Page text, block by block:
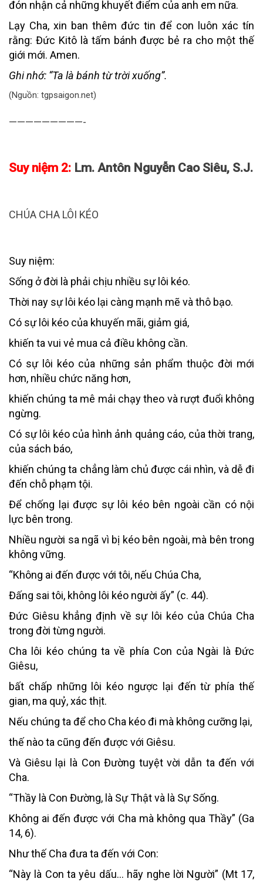
đón nhận cả những khuyết điểm của anh em nữa.
Lạy Cha, xin ban thêm đức tin để con luôn xác tín
rằng: Đức Kitô là tấm bánh được bẻ ra cho một thế
giới mới. Amen.
Ghi nhớ: “Ta là bánh từ trời xuống”.
(Nguồn: tgpsaigon.net)
—————————-
Suy niệm 2: Lm. Antôn Nguyễn Cao Siêu, S.J.
CHÚA CHA LÔI KÉO
Suy niệm:
Sống ở đời là phải chịu nhiều sự lôi kéo.
Thời nay sự lôi kéo lại càng mạnh mẽ và thô bạo.
Có sự lôi kéo của khuyến mãi, giảm giá,
khiến ta vui vẻ mua cả điều không cần.
Có sự lôi kéo của những sản phẩm thuộc đời mới
hơn, nhiều chức năng hơn,
khiến chúng ta mê mải chạy theo và rượt đuổi không
ngừng.
Có sự lôi kéo của hình ảnh quảng cáo, của thời trang,
của sách báo,
khiến chúng ta chẳng làm chủ được cái nhìn, và dễ đi
đến chỗ phạm tội.
Để chống lại được sự lôi kéo bên ngoài cần có nội
lực bên trong.
Nhiều người sa ngã vì bị kéo bên ngoài, mà bên trong
không vững.
“Không ai đến được với tôi, nếu Chúa Cha,
Đấng sai tôi, không lôi kéo người ấy” (c. 44).
Đức Giêsu khẳng định về sự lôi kéo của Chúa Cha
trong đời từng người.
Cha lôi kéo chúng ta về phía Con của Ngài là Đức
Giêsu,
bất chấp những lôi kéo ngược lại đến từ phía thế
gian, ma quỷ, xác thịt.
Nếu chúng ta để cho Cha kéo đi mà không cưỡng lại,
thế nào ta cũng đến được với Giêsu.
Và Giêsu lại là Con Đường tuyệt vời dẫn ta đến với
Cha.
“Thầy là Con Đường, là Sự Thật và là Sự Sống.
Không ai đến được với Cha mà không qua Thầy” (Ga
14, 6).
Như thế Cha đưa ta đến với Con:
“Này là Con ta yêu dấu… hãy nghe lời Người” (Mt 17,